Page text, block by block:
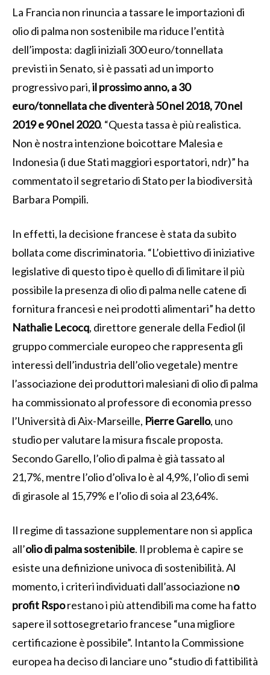
La Francia non rinuncia a tassare le importazioni di
olio di palma non sostenibile ma riduce l’entità
dell’imposta: dagli iniziali 300 euro/tonnellata
previsti in Senato, si è passati ad un importo
progressivo pari,il prossimo anno, a 30
euro/tonnellata che diventerà 50 nel 2018, 70 nel
2019 e 90 nel 2020. “Questa tassa è più realistica.
Non è nostra intenzione boicottare Malesia e
Indonesia (i due Stati maggiori esportatori, ndr)” ha
commentato il segretario di Stato per la biodiversità
Barbara Pompili.
In effetti, la decisione francese è stata da subito
bollata come discriminatoria. “L’obiettivo di iniziative
legislative di questo tipo è quello di di limitare il più
possibile la presenza di olio di palma nelle catene di
fornitura francesi e nei prodotti alimentari” ha detto
Nathalie Lecocq, direttore generale della Fediol (il
gruppo commerciale europeo che rappresenta gli
interessi dell’industria dell’olio vegetale) mentre
l’associazione dei produttori malesiani di olio di palma
ha commissionato al professore di economia presso
l’Università di Aix-Marseille, Pierre Garello, uno
studio per valutare la misura fiscale proposta.
Secondo Garello, l’olio di palma è già tassato al
21,7%, mentre l’olio d’oliva lo è al 4,9%, l’olio di semi
di girasole al 15,79% e l’olio di soia al 23,64%.
Il regime di tassazione supplementare non si applica
all’olio di palma sostenibile. Il problema è capire se
esiste una definizione univoca di sostenibilità. Al
momento, i criteri individuati dall’associazione no
profit Rsporestano i più attendibili ma come ha fatto
sapere il sottosegretario francese “una migliore
certificazione è possibile”. Intanto la Commissione
europea ha deciso di lanciare uno “studio di fattibilità